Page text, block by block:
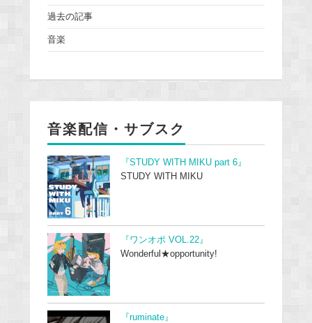
過去の記事
音楽
音楽配信・サブスク
『STUDY WITH MIKU part 6』
STUDY WITH MIKU
『ワンオポ VOL.22』
Wonderful★opportunity!
『ruminate』